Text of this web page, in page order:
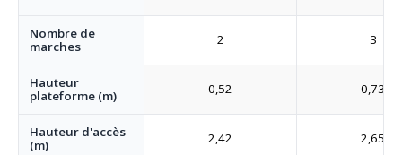
Nombre de
marches
2 3
Hauteur
plateforme (m)
0,52 0,73
Hauteur d'accès
(m)
2,42 2,65